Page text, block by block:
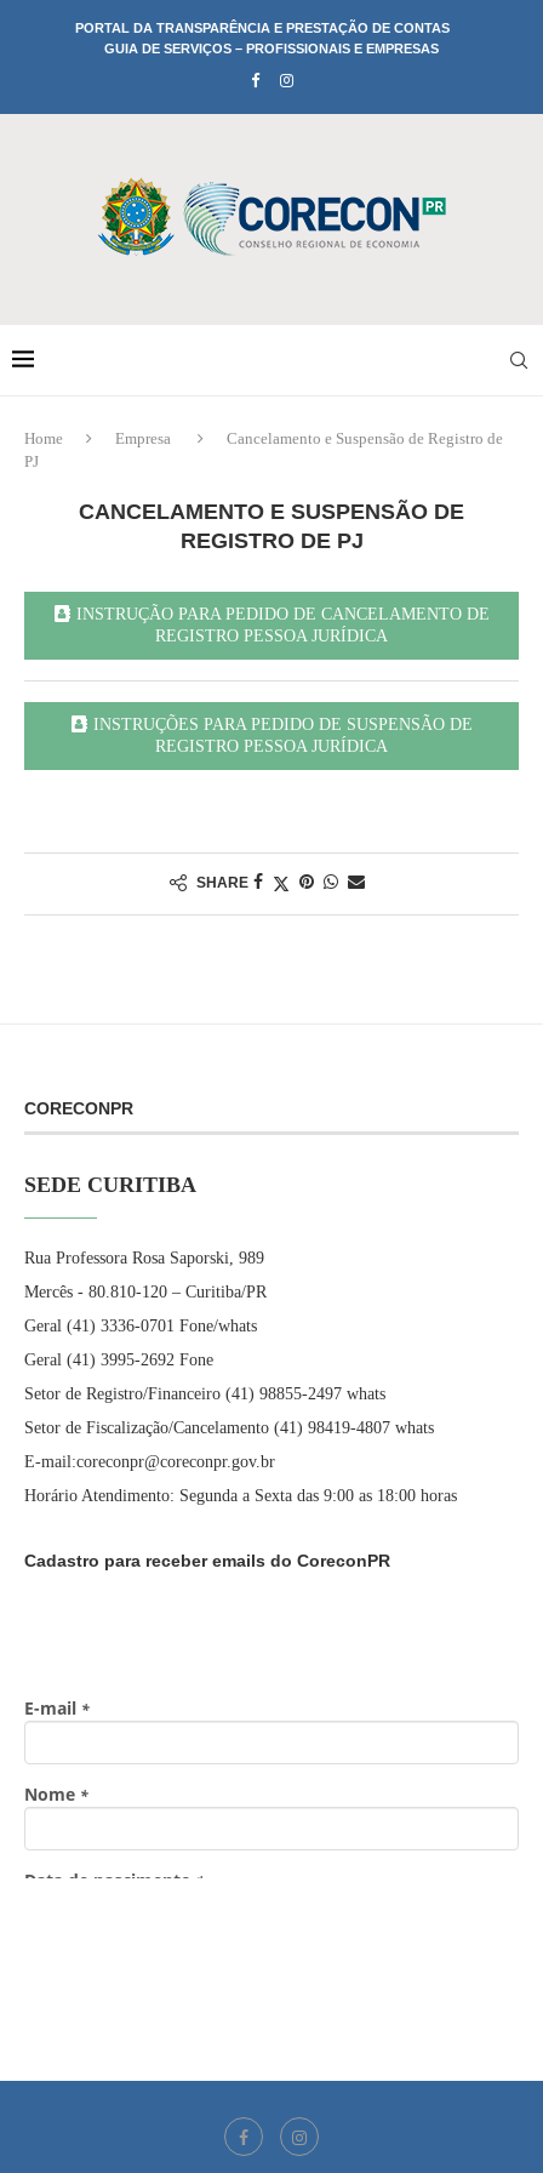
PORTAL DA TRANSPARÊNCIA E PRESTAÇÃO DE CONTAS
GUIA DE SERVIÇOS – PROFISSIONAIS E EMPRESAS
Home Empresa
Cancelamento e Suspensão de Registro de
PJ
CANCELAMENTO E SUSPENSÃO DE
REGISTRO DE PJ
INSTRUÇÃO PARA PEDIDO DE CANCELAMENTO DE
REGISTRO PESSOA JURÍDICA
INSTRUÇÕES PARA PEDIDO DE SUSPENSÃO DE
REGISTRO PESSOA JURÍDICA
SHARE
CORECONPR
SEDE CURITIBA
Rua Professora Rosa Saporski, 989
Mercês - 80.810-120 – Curitiba/PR
Geral (41) 3336-0701 Fone/whats
Geral (41) 3995-2692 Fone
Setor de Registro/Financeiro (41) 98855-2497 whats
Setor de Fiscalização/Cancelamento (41) 98419-4807 whats
E-mail:coreconpr@coreconpr.gov.br
Horário Atendimento: Segunda a Sexta das 9:00 as 18:00 horas
Cadastro para receber emails do CoreconPR